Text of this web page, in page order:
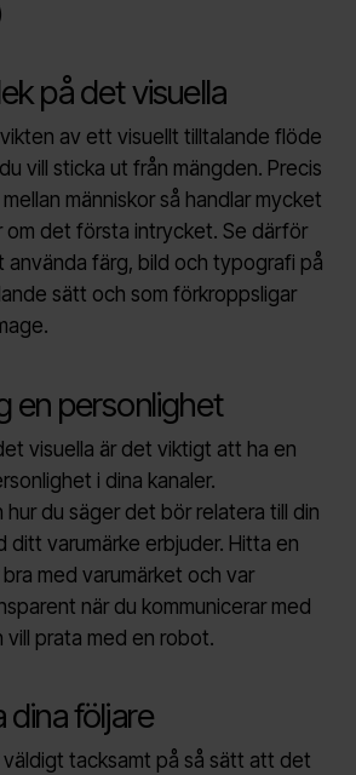
på det visuella
av ett visuellt tilltalande flöde
vill sticka ut från mängden. Precis
människor så handlar mycket
om det första intrycket. Se därför
använda färg, bild och typografi på
sätt och som förkroppsligar
en personlighet
visuella är det viktigt att ha en
i dina kanaler.
hur du säger det bör relatera till din
ditt varumärke erbjuder. Hitta en
med varumärket och var
när du kommunicerar med
vill prata med en robot.
dina följare
väldigt tacksamt på så sätt att det